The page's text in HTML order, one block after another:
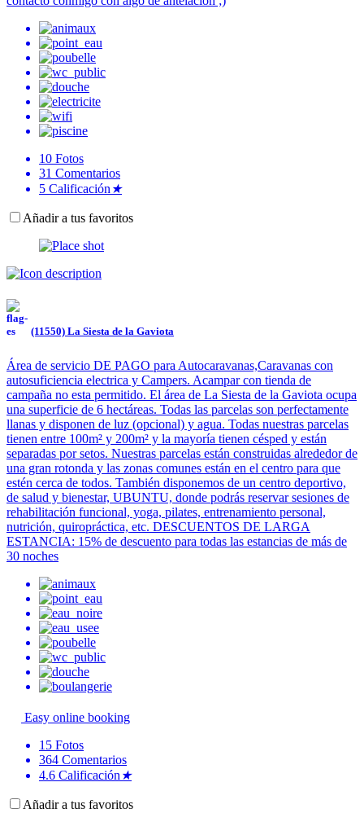
10 Fotos
31 Comentarios
5 Calificación ★
Añadir a tus favoritos
(11550) La Siesta de la Gaviota
Área de servicio DE PAGO para Autocaravanas,Caravanas con
autosuficiencia electrica y Campers. Acampar con tienda de
campaña no esta permitido. El área de La Siesta de la Gaviota ocupa
una superficie de 6 hectáreas. Todas las parcelas son perfectamente
llanas y disponen de luz (opcional) y agua. Todas nuestras parcelas
tienen entre 100m² y 200m² y la mayoría tienen césped y están
separadas por setos. Nuestras parcelas están construidas alrededor de
una gran rotonda y las zonas comunes están en el centro para que
estén cerca de todos. También disponemos de un centro deportivo,
de salud y bienestar, UBUNTU, donde podrás reservar sesiones de
rehabilitación funcional, yoga, pilates, entrenamiento personal,
nutrición, quiropráctica, etc. DESCUENTOS DE LARGA
ESTANCIA: 15% de descuento para todas las estancias de más de
30 noches
Easy online booking
15 Fotos
364 Comentarios
4.6 Calificación ★
Añadir a tus favoritos